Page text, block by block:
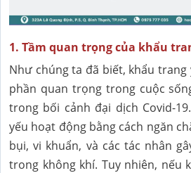
1. Tầm quan trọng của khẩu
Như chúng ta đã biết, khẩu
phần quan trọng trong cuộc
trong bối cảnh đại dịch Covid-
yếu hoạt động bằng cách ngăn
bụi, vi khuẩn, và các tác nhân
trong không khí. Tuy nhiên, nếu